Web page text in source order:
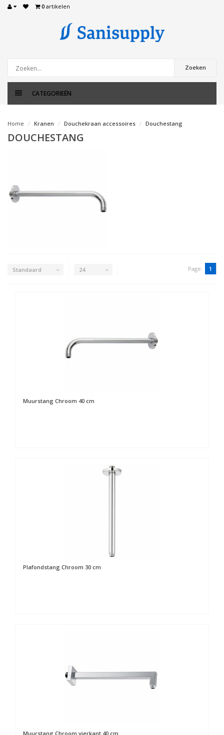
0 artikelen
Zoeken
CATEGORIEËN
Home Kranen Douchekraan accessoires Douchestang
DOUCHESTANG
Standaard 24 Page: 1
Muurstang Chroom 40 cm
Plafondstang Chroom 30 cm
Muurstang Chroom vierkant 40 cm